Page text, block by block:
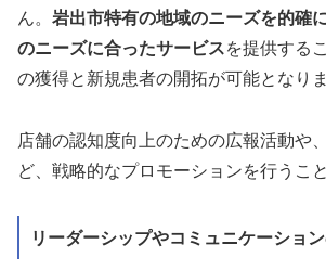
ん。 岩出市特有の地域のニーズを的確
のニーズに合ったサービスを提供する
の獲得と新規患者の開拓が可能となりま
店舗の認知度向上のための広報活動や
ど、戦略的なプロモーションを行うこ
リーダーシップやコミュニケーショ